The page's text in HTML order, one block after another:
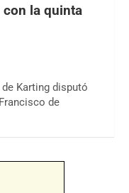
con la quinta
Karting disputó
de